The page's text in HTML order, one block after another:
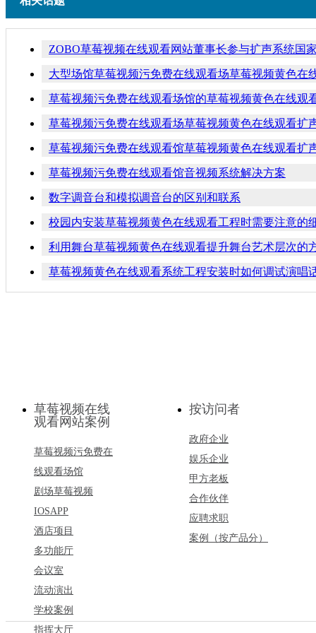
ZOBO草莓视频在线观看网站董事长参与扩声系统国
大型场馆草莓视频污免费在线观看场草莓视频黄色在
草莓视频污免费在线观看场馆的草莓视频黄色在线观
草莓视频污免费在线观看场草莓视频黄色在线观看扩
草莓视频污免费在线观看馆草莓视频黄色在线观看扩
草莓视频污免费在线观看馆音视频系统解决方案
数字调音台和模拟调音台的区别和联系
校园内安装草莓视频黄色在线观看工程时需要注意的
利用舞台草莓视频黄色在线观看提升舞台艺术层次的
草莓视频黄色在线观看系统工程安装时如何调试演唱
草莓视频在线
观看网站案例
草莓视频污免费在
线观看场馆
剧场草莓视频
IOSAPP
酒店项目
多功能厅
会议室
流动演出
学校案例
指挥大厅
按访问者
政府企业
娱乐企业
甲方老板
合作伙伴
应聘求职
案例（按产品分）